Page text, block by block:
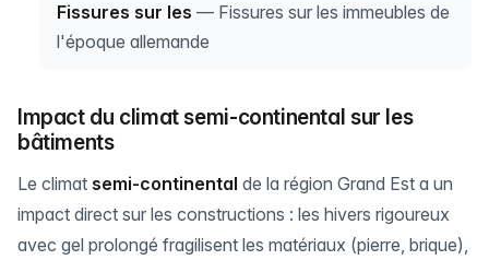
Fissures sur les — Fissures sur les immeubles de
l'époque allemande
Impact du climat semi-continental sur les
bâtiments
Le climat semi-continental de la région Grand Est a un
impact direct sur les constructions : les hivers rigoureux
avec gel prolongé fragilisent les matériaux (pierre, brique),